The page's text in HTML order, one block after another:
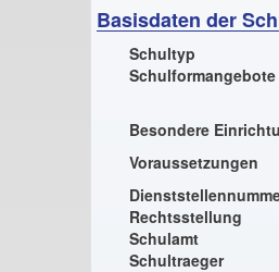
Basisdaten der
Schultyp
Schulformangebote
Besondere
Voraussetzungen
Rechtsstellung
Schulamt
Schultraeger